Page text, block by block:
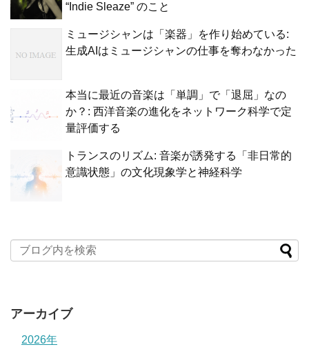
“Indie Sleaze” のこと
ミュージシャンは「楽器」を作り始めている:
生成AIはミュージシャンの仕事を奪わなかった
本当に最近の音楽は「単調」で「退屈」なの
か？: 西洋音楽の進化をネットワーク科学で定
量評価する
トランスのリズム: 音楽が誘発する「非日常的
意識状態」の文化現象学と神経科学
アーカイブ
2026年